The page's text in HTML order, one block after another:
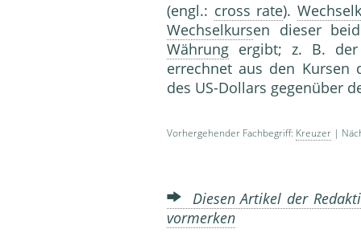
(engl.: cross rate).
Wechselkursen dieser
Währung ergibt; z. B. der
errechnet aus den Kursen
des US-Dollars gegenüber
Vorhergehender Fachbegriff: Kreuzer |
Diesen Artikel der
vormerken